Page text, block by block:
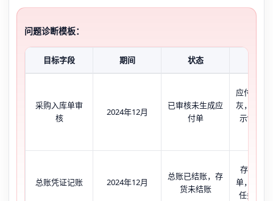
问题诊断模板：
目标字段 期间 状态
采购入库单审
核
2024年12月
已审核未生成应
付单
应付付款
灰，任务
示‘等待
总账凭证记账 2024年12月
总账已结账，存
货未结账
存货模
单，但凭
任务长期‘